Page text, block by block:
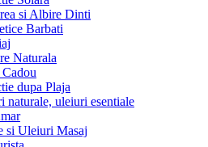
si Albire Dinti
Barbati
Naturala
dupa Plaja
naturale, uleiuri esentiale
si Uleiuri Masaj